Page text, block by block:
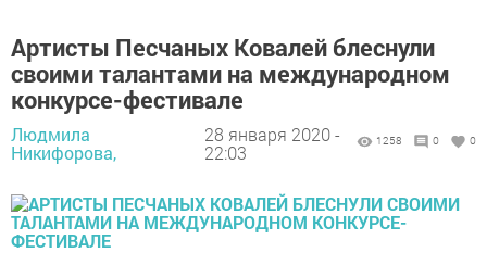
Артисты Песчаных Ковалей блеснули
своими талантами на международном
конкурсе-фестивале
Людмила
Никифорова,
28 января 2020 -
22:03
1258 0 0